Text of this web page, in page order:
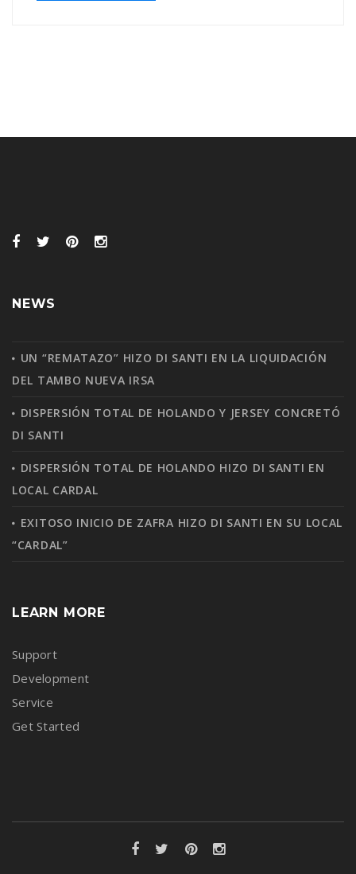
NEWS
UN “REMATAZO” HIZO DI SANTI EN LA LIQUIDACIÓN
DEL TAMBO NUEVA IRSA
DISPERSIÓN TOTAL DE HOLANDO Y JERSEY CONCRETÓ
DI SANTI
DISPERSIÓN TOTAL DE HOLANDO HIZO DI SANTI EN
LOCAL CARDAL
EXITOSO INICIO DE ZAFRA HIZO DI SANTI EN SU LOCAL
“CARDAL”
LEARN MORE
Support
Development
Service
Get Started